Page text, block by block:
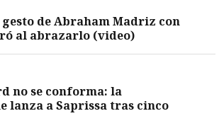
gesto de Abraham Madriz con
al abrazarlo (video)
no se conforma: la
lanza a Saprissa tras cinco